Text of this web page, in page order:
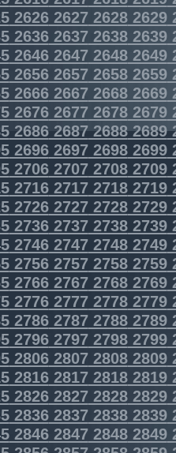
26262627 26282629
26362637 26382639
26462647 26482649
26562657 26582659
26662667 26682669
26762677 26782679
2686268726882689
2696269726982699
2706270727082709
2716271727182719
2726272727282729
2736273727382739
2746274727482749
2756275727582759
2766276727682769
2776277727782779
2786278727882789
2796279727982799
2806280728082809
2816281728182819
2826282728282829
2836283728382839
2846284728482849